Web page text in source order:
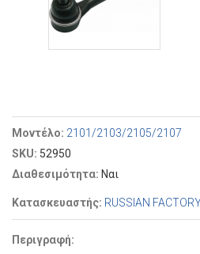
Μοντέλο: 2101/2103/2105/2107
SKU: 52950
Διαθεσιμότητα: Ναι
Κατασκευαστής: RUSSIAN
Περιγραφή: